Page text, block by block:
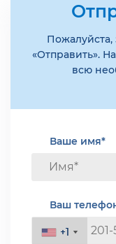
«Отправить».
всю
Ваше имя*
Ваш
+1
+1